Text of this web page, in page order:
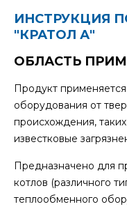
ИНСТРУКЦИЯ
"КРАТОЛ А"
ОБЛАСТЬ
Продукт
оборудования от
происхождения,
известковые
Предназначено для
котлов (различного
теплообменного